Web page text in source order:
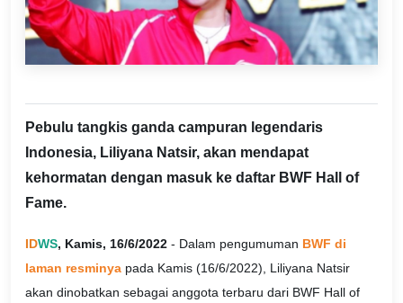
Pebulu tangkis ganda campuran legendaris
Indonesia, Liliyana Natsir, akan mendapat
kehormatan dengan masuk ke daftar BWF Hall of
Fame.
IDWS, Kamis, 16/6/2022 - Dalam pengumuman BWF di
laman resminya pada Kamis (16/6/2022), Liliyana Natsir
akan dinobatkan sebagai anggota terbaru dari BWF Hall of